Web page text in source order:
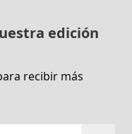
edición
recibir más